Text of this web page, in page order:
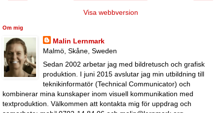
Visa webbversion
Om mig
Malin Lernmark
Malmö, Skåne, Sweden
Sedan 2002 arbetar jag med bildretusch och grafisk
produktion. I juni 2015 avslutar jag min utbildning till
teknikinformatör (Technical Communicator) och
kombinerar mina kunskaper inom visuell kommunikation med
textproduktion. Välkommen att kontakta mig för uppdrag och